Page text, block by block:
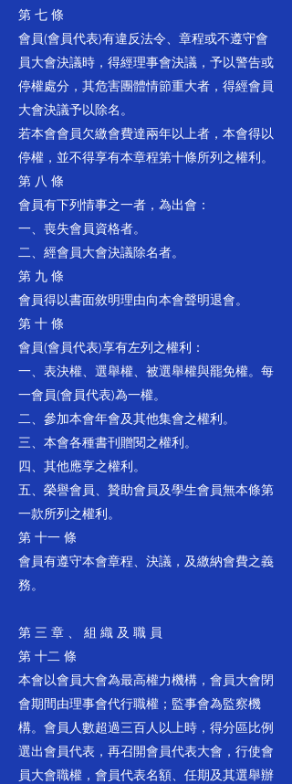
第 七 條
會員(會員代表)有違反法令、章程或不遵守會
員大會決議時，得經理事會決議，予以警告或
停權處分，其危害團體情節重大者，得經會員
大會決議予以除名。
若本會會員欠繳會費達兩年以上者，本會得以
停權，並不得享有本章程第十條所列之權利。
第 八 條
會員有下列情事之一者，為出會：
一、喪失會員資格者。
二、經會員大會決議除名者。
第 九 條
會員得以書面敘明理由向本會聲明退會。
第 十 條
會員(會員代表)享有左列之權利：
一、表決權、選舉權、被選舉權與罷免權。每
一會員(會員代表)為一權。
二、參加本會年會及其他集會之權利。
三、本會各種書刊贈閱之權利。
四、其他應享之權利。
五、榮譽會員、贊助會員及學生會員無本條第
一款所列之權利。
第 十一 條
會員有遵守本會章程、決議，及繳納會費之義
務。
第 三 章 、 組 織 及 職 員
第 十二 條
本會以會員大會為最高權力機構，會員大會閉
會期間由理事會代行職權；監事會為監察機
構。會員人數超過三百人以上時，得分區比例
選出會員代表，再召開會員代表大會，行使會
員大會職權，會員代表名額、任期及其選舉辦